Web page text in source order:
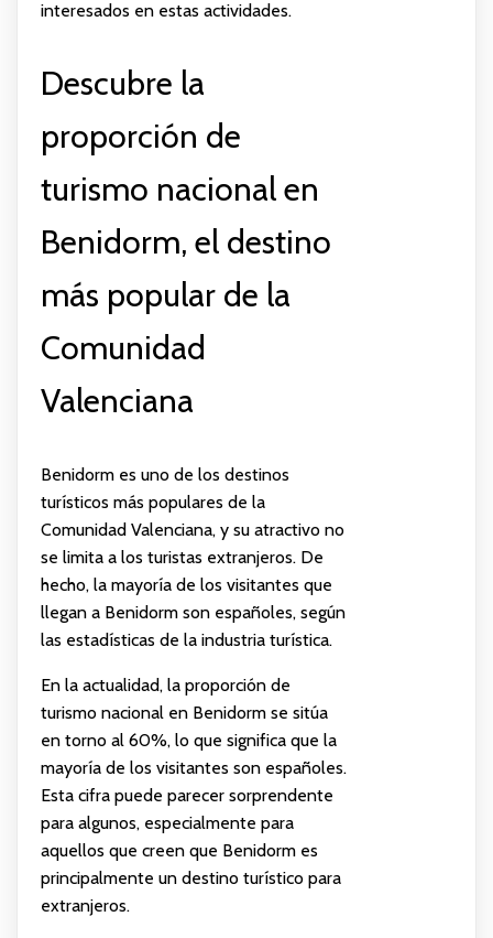
interesados en estas actividades.
Descubre la
proporción de
turismo nacional en
Benidorm, el destino
más popular de la
Comunidad
Valenciana
Benidorm es uno de los destinos
turísticos más populares de la
Comunidad Valenciana, y su atractivo no
se limita a los turistas extranjeros. De
hecho, la mayoría de los visitantes que
llegan a Benidorm son españoles, según
las estadísticas de la industria turística.
En la actualidad, la proporción de
turismo nacional en Benidorm se sitúa
en torno al 60%, lo que significa que la
mayoría de los visitantes son españoles.
Esta cifra puede parecer sorprendente
para algunos, especialmente para
aquellos que creen que Benidorm es
principalmente un destino turístico para
extranjeros.